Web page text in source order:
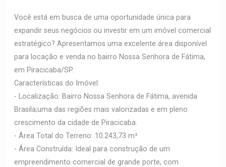
Você está em busca de uma oportunidade única para
expandir seus negócios ou investir em um imóvel comercial
estratégico? Apresentamos uma excelente área disponível
para locação e venda no bairro Nossa Senhora de Fátima,
em Piracicaba/SP.
Características do Imóvel:
- Localização: Bairro Nossa Senhora de Fátima, avenida
Brasila;uma das regiões mais valorizadas e em pleno
crescimento da cidade de Piracicaba.
- Área Total do Terreno: 10.243,73 m²
- Área Construída: Ideal para construção de um
empreendimento comercial de grande porte, com